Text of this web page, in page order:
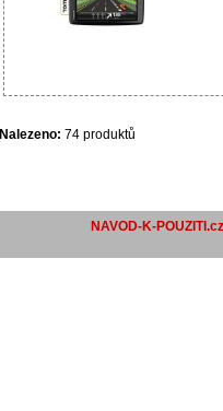
Nalezeno: 74 produktů
NAVOD-K-POUZITI.cz